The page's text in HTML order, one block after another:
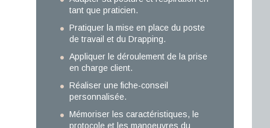
tant que praticien.
Pratiquer la mise en place du poste
de travail et du Drapping.
Appliquer le déroulement de la prise
en charge client.
Réaliser une fiche-conseil
personnalisée.
Mémoriser les caractéristiques, le
protocole et les manoeuvres du